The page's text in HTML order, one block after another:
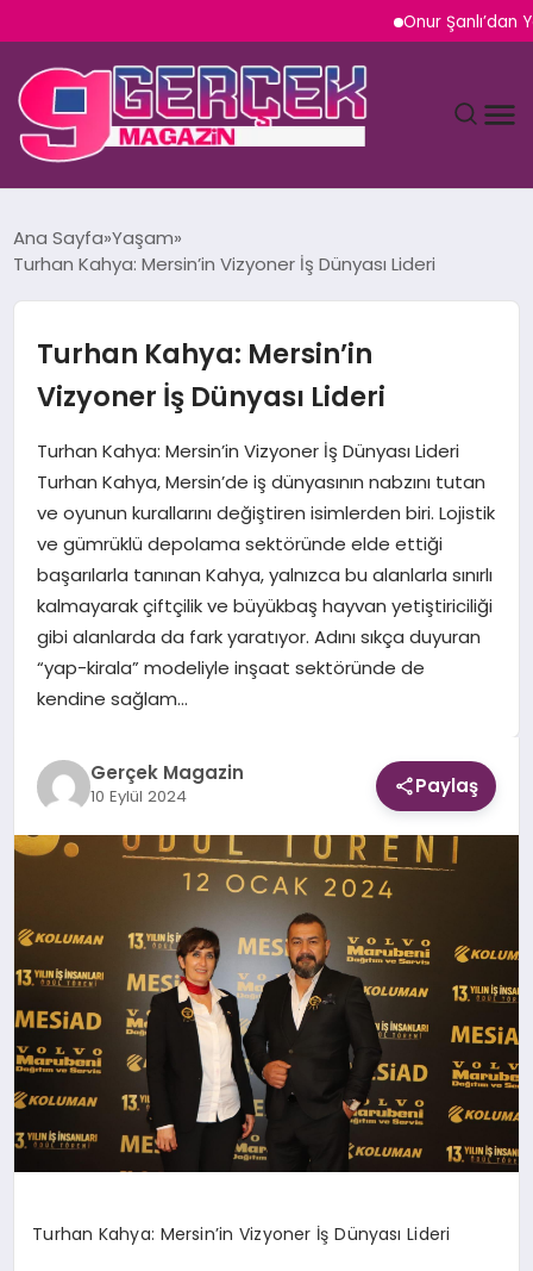
Onur Şanlı’dan Yazın
SPOR
TEKNOLOJI
SIYASET
EKONOMI
DÜNYA
Ana Sayfa Yaşam
Turhan Kahya: Mersin’in Vizyoner İş Dünyası Lideri
Turhan Kahya: Mersin’in
Vizyoner İş Dünyası Lideri
Turhan Kahya: Mersin’in Vizyoner İş Dünyası Lideri
Turhan Kahya, Mersin’de iş dünyasının nabzını tutan
ve oyunun kurallarını değiştiren isimlerden biri. Lojistik
ve gümrüklü depolama sektöründe elde ettiği
başarılarla tanınan Kahya, yalnızca bu alanlarla sınırlı
kalmayarak çiftçilik ve büyükbaş hayvan yetiştiriciliği
gibi alanlarda da fark yaratıyor. Adını sıkça duyuran
“yap-kirala” modeliyle inşaat sektöründe de
kendine sağlam…
Gerçek Magazin
10 Eylül 2024 Paylaş
Turhan Kahya: Mersin’in Vizyoner İş Dünyası Lideri